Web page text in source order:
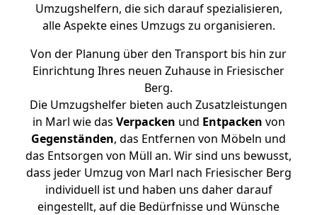
Umzugshelfern, die sich darauf spezialisieren,
alle Aspekte eines Umzugs zu organisieren.
Von der Planung über den Transport bis hin zur
Einrichtung Ihres neuen Zuhause in Friesischer
Berg.
Die Umzugshelfer bieten auch Zusatzleistungen
in Marl wie das Verpacken und Entpacken von
Gegenständen, das Entfernen von Möbeln und
das Entsorgen von Müll an. Wir sind uns bewusst,
dass jeder Umzug von Marl nach Friesischer Berg
individuell ist und haben uns daher darauf
eingestellt, auf die Bedürfnisse und Wünsche